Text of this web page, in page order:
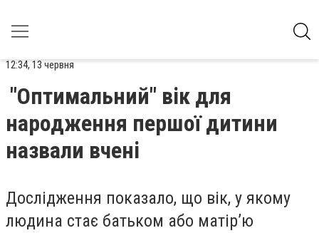
12:34, 13 червня
"Оптимальний" вік для
народження першої дитини
назвали вчені
Дослідження показало, що вік, у якому
людина стає батьком або матір’ю